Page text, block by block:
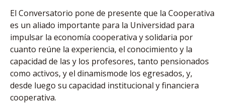
El Conversatorio pone de presente que la Cooperativa
es un aliado importante para la Universidad para
impulsar la economía cooperativa y solidaria por
cuanto reúne la experiencia, el conocimiento y la
capacidad de las y los profesores, tanto pensionados
como activos, y el dinamismode los egresados, y,
desde luego su capacidad institucional y financiera
cooperativa.